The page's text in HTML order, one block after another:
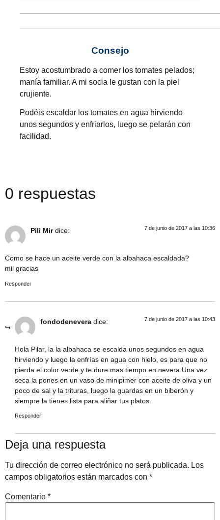
Consejo
Estoy acostumbrado a comer los tomates pelados;
manía familiar. A mi socia le gustan con la piel
crujiente.
Podéis escaldar los tomates en agua hirviendo
unos segundos y enfriarlos, luego se pelarán con
facilidad.
0 respuestas
Pili Mir dice: 7 de junio de 2017 a las 10:36
Como se hace un aceite verde con la albahaca escaldada?
mil gracias
Responder
fondodenevera dice: 7 de junio de 2017 a las 10:43
Hola Pilar, la la albahaca se escalda unos segundos en agua
hirviendo y luego la enfrías en agua con hielo, es para que no
pierda el color verde y te dure mas tiempo en nevera.Una vez
seca la pones en un vaso de minipimer con aceite de oliva y un
poco de sal y la trituras, luego la guardas en un biberón y
siempre la tienes lista para aliñar tus platos.
Responder
Deja una respuesta
Tu dirección de correo electrónico no será publicada. Los
campos obligatorios están marcados con *
Comentario *